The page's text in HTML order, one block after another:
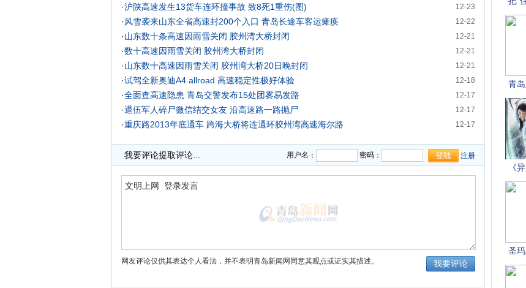
12-23
·沪陕高速发生13货车连环撞事故 致8死1重伤(图)
12-22
· 风雪袭来山东全省高速封200个入口 青岛长途车客运瘫痪
12-21
·山东数十条高速因雨雪关闭 胶州湾大桥封闭
12-21
·数十高速因雨雪关闭 胶州湾大桥封闭
12-21
·山东数十高速因雨雪关闭 胶州湾大桥20日晚封闭
12-18
·试驾全新奥迪A4 allroad 高速稳定性极好体验
12-17
·全面查高速隐患 青岛交警发布15处团雾易发路
12-17
·退伍军人碎尸微信结交女友 沿高速路一路抛尸
12-17
·重庆路2013年底通车 跨海大桥将连通环胶州湾高速海尔路
我要评论提取评论... 用户名： 密码： 注册
网友评论仅供其表达个人看法，并不表明青岛新闻网同意其观点或证实其描述。